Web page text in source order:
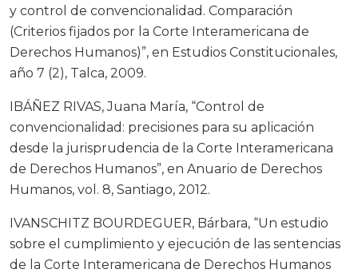
y control de convencionalidad. Comparación
(Criterios fijados por la Corte Interamericana de
Derechos Humanos)”, en Estudios Constitucionales,
año 7 (2), Talca, 2009.
IBÁÑEZ RIVAS, Juana María, “Control de
convencionalidad: precisiones para su aplicación
desde la jurisprudencia de la Corte Interamericana
de Derechos Humanos”, en Anuario de Derechos
Humanos, vol. 8, Santiago, 2012.
IVANSCHITZ BOURDEGUER, Bárbara, “Un estudio
sobre el cumplimiento y ejecución de las sentencias
de la Corte Interamericana de Derechos Humanos